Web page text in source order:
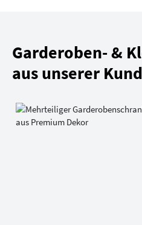
Garderoben- &
aus unserer